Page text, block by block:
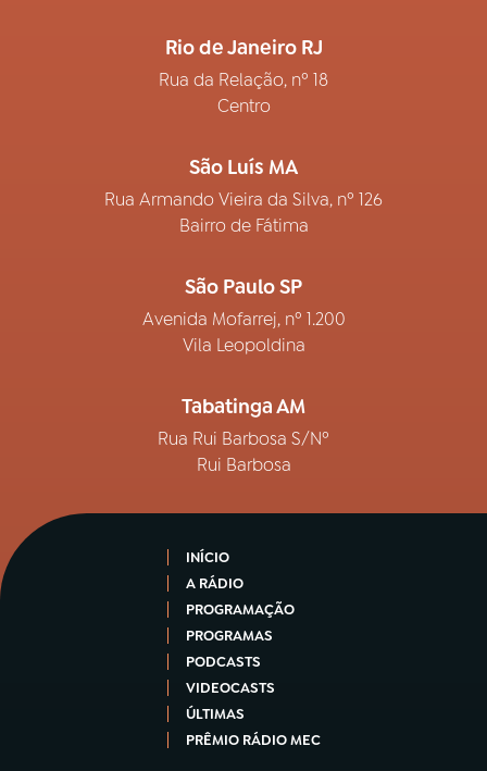
Rio de Janeiro RJ
Rua da Relação, nº 18
Centro
São Luís MA
Rua Armando Vieira da Silva, nº 126
Bairro de Fátima
São Paulo SP
Avenida Mofarrej, nº 1.200
Vila Leopoldina
Tabatinga AM
Rua Rui Barbosa S/Nº
Rui Barbosa
INÍCIO
A RÁDIO
PROGRAMAÇÃO
PROGRAMAS
PODCASTS
VIDEOCASTS
ÚLTIMAS
PRÊMIO RÁDIO MEC